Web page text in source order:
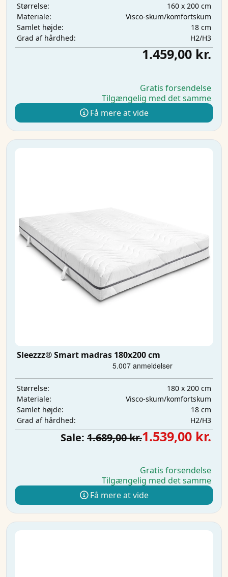
Størrelse:
160 x 200 cm
Materiale:
Visco-skum/komfortskum
Samlet højde:
18 cm
Grad af hårdhed:
H2/H3
1.459,00 kr.
Gratis forsendelse
Tilgængelig med det samme
Få mere at vide
Sleezzz® Smart madras 180x200 cm
Størrelse:
180 x 200 cm
Materiale:
Visco-skum/komfortskum
Samlet højde:
18 cm
Grad af hårdhed:
H2/H3
Sale: 1.689,00 kr.1.539,00 kr.
Gratis forsendelse
Tilgængelig med det samme
Få mere at vide